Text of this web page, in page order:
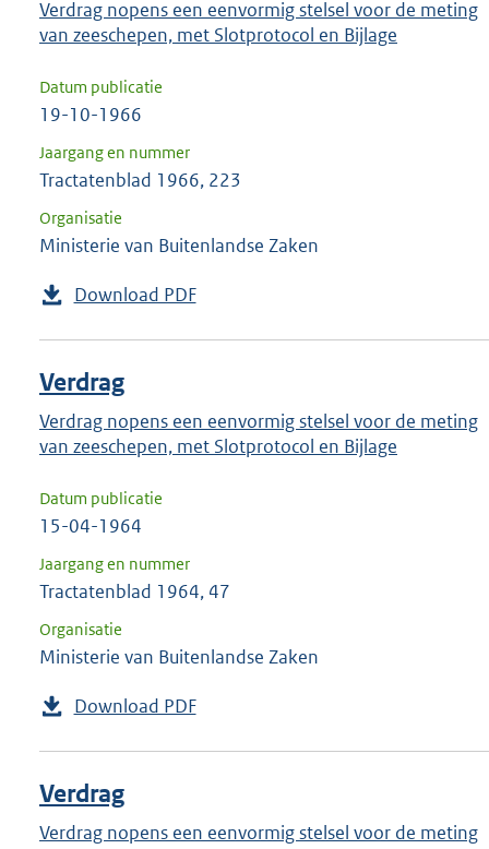
Verdrag nopens een eenvormig stelsel voor de meting
van zeeschepen, met Slotprotocol en Bijlage
Datum publicatie
19-10-1966
Jaargang en nummer
Tractatenblad 1966, 223
Organisatie
Ministerie van Buitenlandse Zaken
Download PDF
Verdrag
Verdrag nopens een eenvormig stelsel voor de meting
van zeeschepen, met Slotprotocol en Bijlage
Datum publicatie
15-04-1964
Jaargang en nummer
Tractatenblad 1964, 47
Organisatie
Ministerie van Buitenlandse Zaken
Download PDF
Verdrag
Verdrag nopens een eenvormig stelsel voor de meting